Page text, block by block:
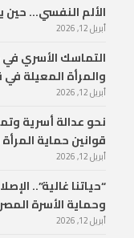
الألم النفسي… حين
أبريل 12, 2026
التماسك الأسري
والمرأة المعيلة
أبريل 12, 2026
نحو عدالة أسرية
قوانين حماية
أبريل 12, 2026
“حياتنا غالية”..
وحماية الأسرة
أبريل 12, 2026